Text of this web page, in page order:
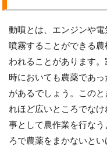
動噴とは、エンジンや
噴霧することができる
われることがあります
時においても農薬であ
があるでしょう。この
れほど広いところでな
事として農作業を行な
ろで農薬をまかないと